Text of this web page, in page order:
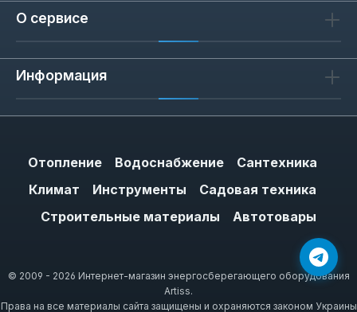
О сервисе
Информация
Отопление Водоснабжение
Сантехника
Климат
Инструменты
Садовая техника
Строительные материалы
Автотовары
© 2009 - 2026 Интернет-магазин энергосберегающего оборудования
Artiss.
Права на все материалы сайта защищены и охраняются законом Украины